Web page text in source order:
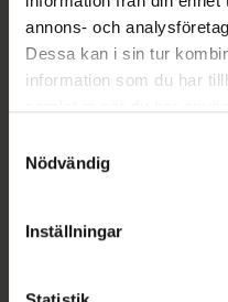
annons- och
Dessa kan i sin tur
information som du har
återkalla ditt samtycke via
cookieinställningar. Ett
lagligheten av
Nödvändig
Inställningar
EAN: